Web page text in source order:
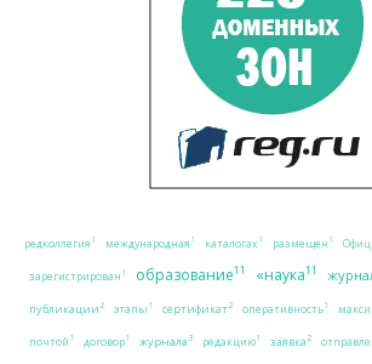
редколлегия 1 международная 1 каталогах 1 размещен 1
зарегистрирован 1 образование11 «наука11
публикации2 этапы 1 сертификат2 оперативность1
почтой 1 договор1 журнала3 редакцию1 заявка2